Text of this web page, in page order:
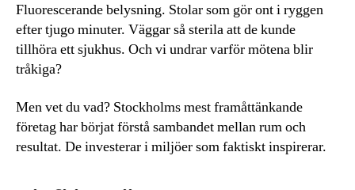
Fluorescerande belysning. Stolar som gör ont i ryggen
efter tjugo minuter. Väggar så sterila att de kunde
tillhöra ett sjukhus. Och vi undrar varför mötena blir
tråkiga?
Men vet du vad? Stockholms mest framåttänkande
företag har börjat förstå sambandet mellan rum och
resultat. De investerar i miljöer som faktiskt inspirerar.